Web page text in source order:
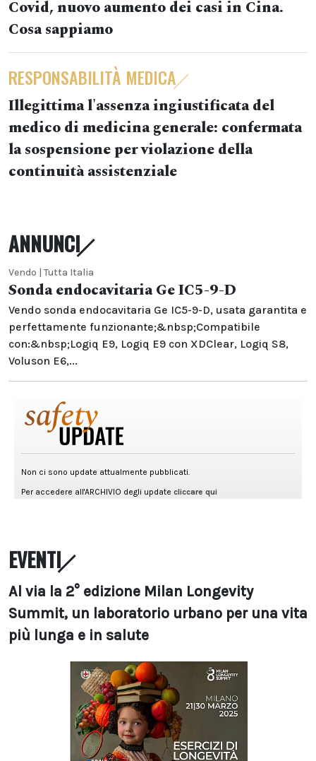
Covid, nuovo aumento dei casi in Cina.
Cosa sappiamo
RESPONSABILITÀ MEDICA
Illegittima l'assenza ingiustificata del
medico di medicina generale: confermata
la sospensione per violazione della
continuità assistenziale
ANNUNCI
Vendo | Tutta Italia
Sonda endocavitaria Ge IC5-9-D
Vendo sonda endocavitaria Ge IC5-9-D, usata garantita e
perfettamente funzionante;&nbsp;Compatibile
con:&nbsp;Logiq E9, Logiq E9 con XDClear, Logiq S8,
Voluson E6,...
EVENTI
Al via la 2° edizione Milan Longevity
Summit, un laboratorio urbano per una vita
più lunga e in salute